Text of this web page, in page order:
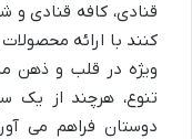
قنادی، کافه قنادی
کنند با ارائه
ویژه در قلب و ذهن
تنوع، هرچند از یک
دوستان فراهم می